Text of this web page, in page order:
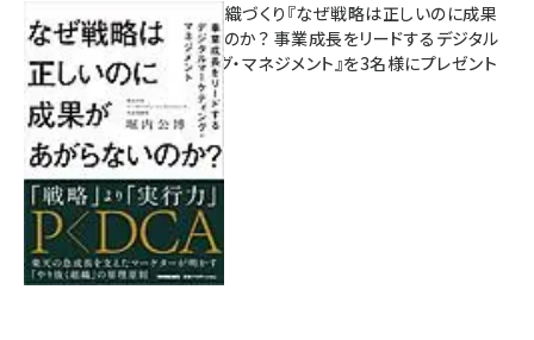
成果を生む組織づくり『なぜ戦略は正しいのに成果
があがらないのか？ 事業成長をリードするデジタル
マーケティング・マネジメント』を3名様にプレゼント
8月7日 10:00